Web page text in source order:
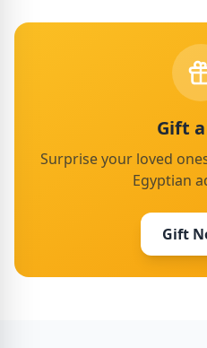
Gift
Surprise your loved
Egyptian
Gift